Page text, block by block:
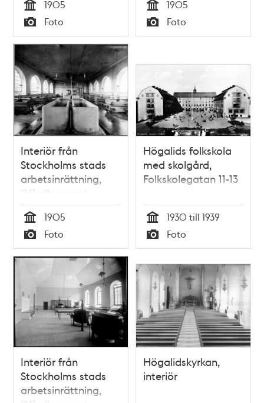
Wollmar
Yxkullsgatan.
Tid
1905
Typ
Foto
Wollmar
Yxkullsgatan
Tid
1905
Typ
Foto
Interiör från
Stockholms stads
arbetsinrättning,
"Vårdhemmet
Högalid" vid
Wollmar
Yxkullsgatan
Tid
1905
Typ
Foto
Högalids folkskola
med skolgård,
Folkskolegatan 11-13
Tid
1930 till 1939
Typ
Foto
Interiör från
Stockholms stads
arbetsinrättning,
Högalidskyrkan,
interiör